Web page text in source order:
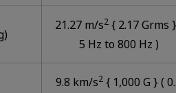
21.27 m/s2{ 2.17 Grms
5 Hz to 800 Hz )
9.8 km/s2 { 1,000 G } (